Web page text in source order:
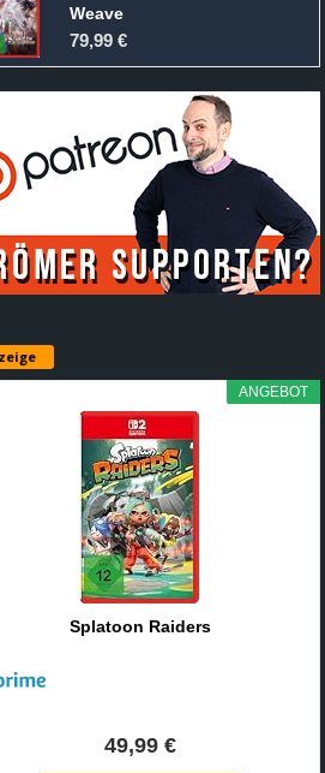
Weave
79,99 €
ANGEBOT
Splatoon Raiders
49,99 €